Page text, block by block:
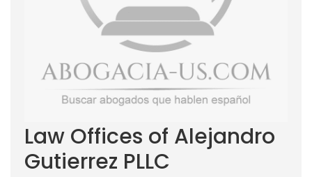
Law Offices of Alejandro
Gutierrez PLLC